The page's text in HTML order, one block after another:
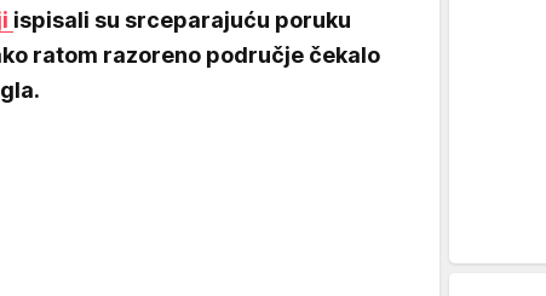
ispisali su srceparajuću poruku
ratom razoreno područje čekalo